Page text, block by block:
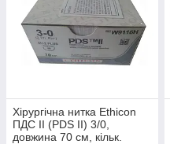
Хірургічна нитка Ethicon
ПДС II (PDS II) 3/0,
довжина 70 см, кільк.